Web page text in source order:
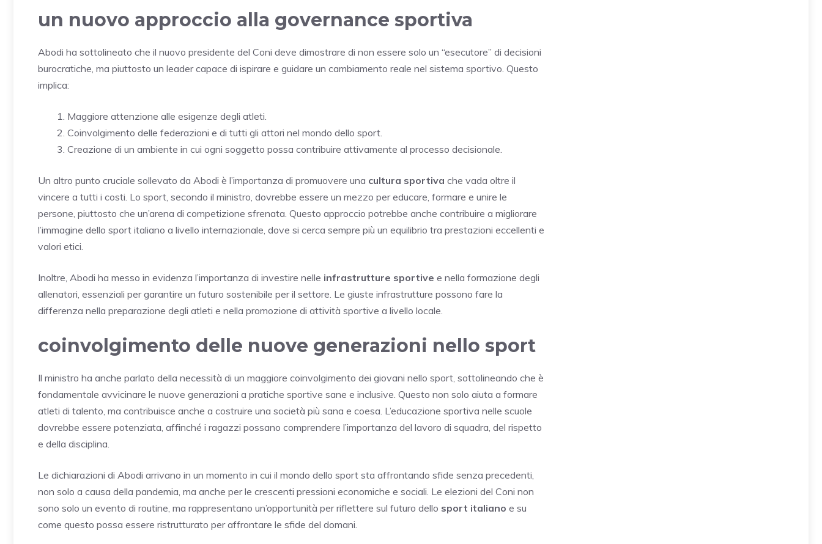
un nuovo approccio alla governance sportiva
Abodi ha sottolineato che il nuovo presidente del Coni deve dimostrare di non essere solo un “esecutore” di decisioni
burocratiche, ma piuttosto un leader capace di ispirare e guidare un cambiamento reale nel sistema sportivo. Questo
implica:
Maggiore attenzione alle esigenze degli atleti.
Coinvolgimento delle federazioni e di tutti gli attori nel mondo dello sport.
Creazione di un ambiente in cui ogni soggetto possa contribuire attivamente al processo decisionale.
Un altro punto cruciale sollevato da Abodi è l’importanza di promuovere una cultura sportiva che vada oltre il
vincere a tutti i costi. Lo sport, secondo il ministro, dovrebbe essere un mezzo per educare, formare e unire le
persone, piuttosto che un’arena di competizione sfrenata. Questo approccio potrebbe anche contribuire a migliorare
l’immagine dello sport italiano a livello internazionale, dove si cerca sempre più un equilibrio tra prestazioni eccellenti e
valori etici.
Inoltre, Abodi ha messo in evidenza l’importanza di investire nelle infrastrutture sportive e nella formazione degli
allenatori, essenziali per garantire un futuro sostenibile per il settore. Le giuste infrastrutture possono fare la
differenza nella preparazione degli atleti e nella promozione di attività sportive a livello locale.
coinvolgimento delle nuove generazioni nello sport
Il ministro ha anche parlato della necessità di un maggiore coinvolgimento dei giovani nello sport, sottolineando che è
fondamentale avvicinare le nuove generazioni a pratiche sportive sane e inclusive. Questo non solo aiuta a formare
atleti di talento, ma contribuisce anche a costruire una società più sana e coesa. L’educazione sportiva nelle scuole
dovrebbe essere potenziata, affinché i ragazzi possano comprendere l’importanza del lavoro di squadra, del rispetto
e della disciplina.
Le dichiarazioni di Abodi arrivano in un momento in cui il mondo dello sport sta affrontando sfide senza precedenti,
non solo a causa della pandemia, ma anche per le crescenti pressioni economiche e sociali. Le elezioni del Coni non
sono solo un evento di routine, ma rappresentano un’opportunità per riflettere sul futuro dello sport italiano e su
come questo possa essere ristrutturato per affrontare le sfide del domani.